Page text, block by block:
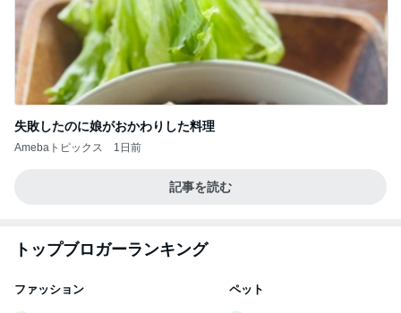
失敗したのに娘がおかわりした料理
Amebaトピックス 1日前
記事を読む
トップブロガーランキング
ファッション ペット